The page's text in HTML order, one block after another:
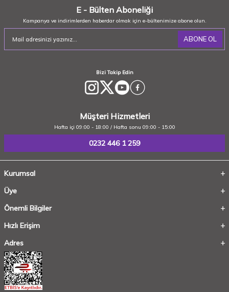
E - Bülten Aboneliği
Kampanya ve indirimlerden haberdar olmak için e-bültenimize abone olun.
ABONE OL
Bizi Takip Edin
Müşteri Hizmetleri
Hafta içi 09:00 - 18:00 / Hafta sonu 09:00 - 15:00
0232 446 1 259
Kurumsal
Üye
Önemli Bilgiler
Hızlı Erişim
Adres